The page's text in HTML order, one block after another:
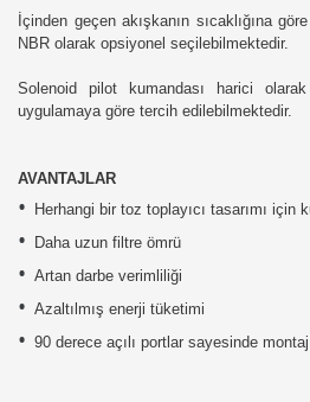
İçinden geçen akışkanın sıcaklığına
NBR olarak opsiyonel seçilebilmektedir.
Solenoid pilot kumandası harici
uygulamaya göre tercih edilebilmektedir.
AVANTAJLAR
• Herhangi bir toz toplayıcı tasarımı için
• Daha uzun filtre ömrü
• Artan darbe verimliliği
• Azaltılmış enerji tüketimi
• 90 derece açılı portlar sayesinde montaj